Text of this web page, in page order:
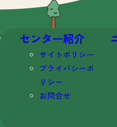
センター紹介
サイトポリシー
プライバシーポ
リシー
お問合せ